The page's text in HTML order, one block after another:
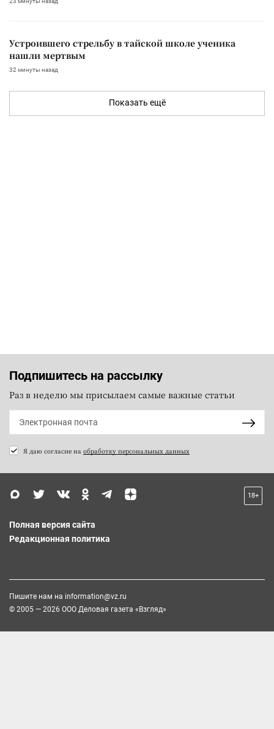
Устроившего стрельбу в тайской школе ученика
нашли мертвым
32 минуты назад
Показать ещё
Подпишитесь на рассылку
Раз в неделю мы присылаем самые важные статьи
Я даю согласие на обработку персональных данных
18+
Полная версия сайта
Редакционная политика
Пишите нам на information@vz.ru
© 2005 — 2026 ООО Деловая газета «Взгляд»